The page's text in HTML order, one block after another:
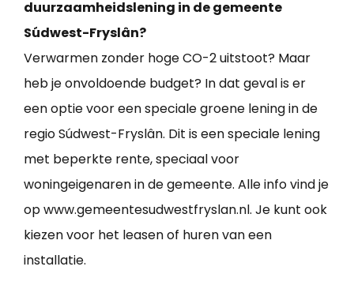
duurzaamheidslening in de gemeente
Súdwest-Fryslân?
Verwarmen zonder hoge CO-2 uitstoot? Maar
heb je onvoldoende budget? In dat geval is er
een optie voor een speciale groene lening in de
regio Súdwest-Fryslân. Dit is een speciale lening
met beperkte rente, speciaal voor
woningeigenaren in de gemeente. Alle info vind je
op www.gemeentesudwestfryslan.nl. Je kunt ook
kiezen voor het leasen of huren van een
installatie.